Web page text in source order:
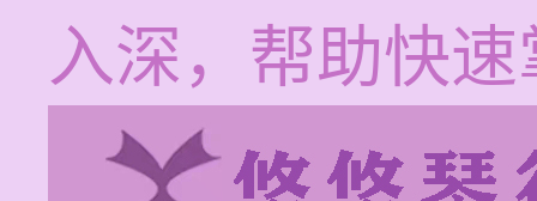
入深，帮助快